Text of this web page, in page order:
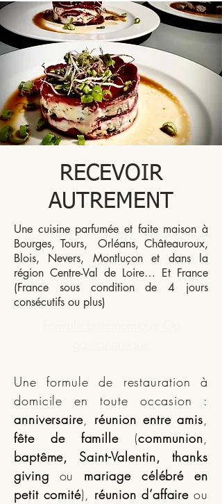
RECEVOIR
AUTREMENT
Une cuisine parfumée et faite maison à
Bourges, Tours, Orléans, Châteauroux,
Blois, Nevers, Montluçon et dans la
région Centre-Val de Loire… Et France
(France sous condition de 4 jours
consécutifs ou plus)
Une formule de restauration à
domicile en toute occasion :
anniversaire, réunion entre amis,
fête de famille(communion,
baptême, Saint-Valentin, thanks
giving ou mariage célébré en
petit comité), réunion d’affaireou